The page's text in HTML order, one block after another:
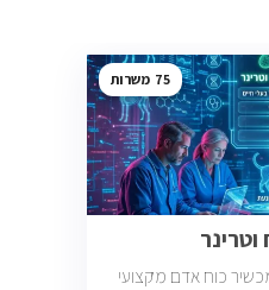
75
כוח אדם מקצועי